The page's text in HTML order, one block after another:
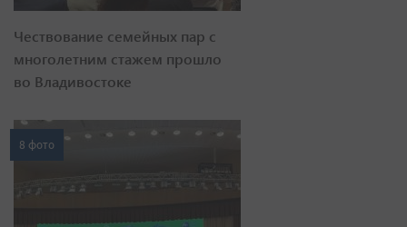
Чествование семейных пар с
многолетним стажем прошло
во Владивостоке
8 фото